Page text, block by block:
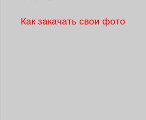
Как закачать свои фото